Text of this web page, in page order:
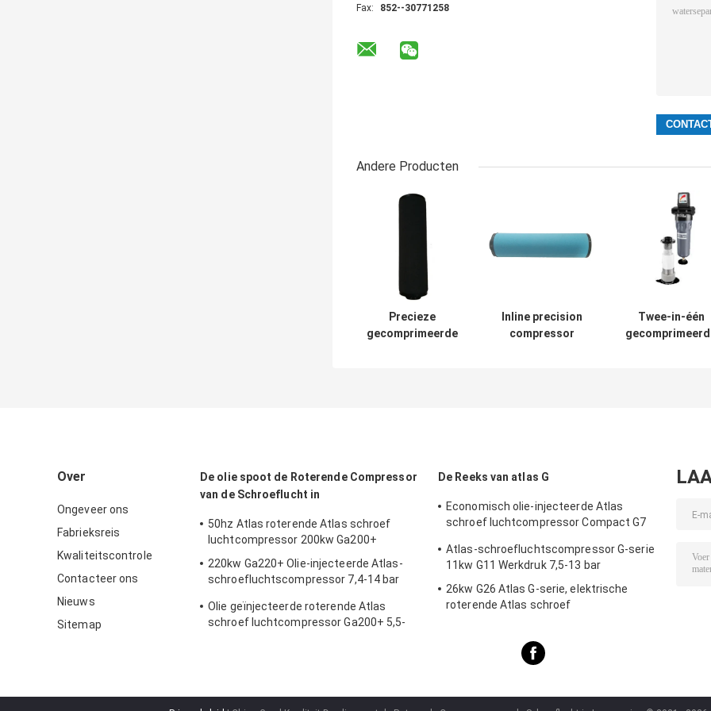
Fax:
852--30771258
Andere Producten
Precieze
gecomprimeerde
Inline precision
compressor
Twee-in-één
Over
Ongeveer ons
Fabrieksreis
Kwaliteitscontrole
Contacteer ons
Nieuws
Sitemap
De olie spoot de Roterende Compressor
van de Schroeflucht in
50hz Atlas roterende Atlas schroef
luchtcompressor 200kw Ga200+
220kw Ga220+ Olie-injecteerde Atlas-
schroefluchtscompressor 7,4-14 bar
Olie geïnjecteerde roterende Atlas
schroef luchtcompressor Ga200+ 5,5-
De Reeks van atlas G
Economisch olie-injecteerde Atlas
schroef luchtcompressor Compact G7
Atlas-schroefluchtscompressor G-serie
11kw G11 Werkdruk 7,5-13 bar
26kw G26 Atlas G-serie, elektrische
roterende Atlas schroef